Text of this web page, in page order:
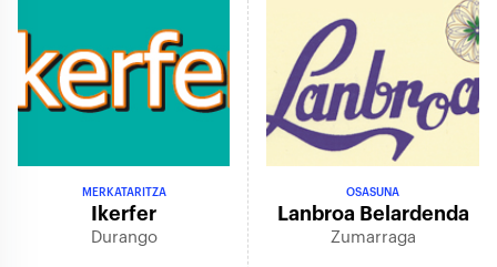
MERKATARITZA
Ikerfer
Durango
OSASUNA
Lanbroa Belardenda
Zumarraga